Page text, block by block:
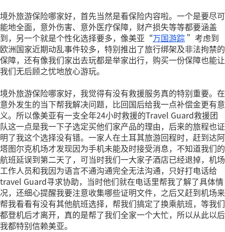
境外旅游保险哪家好，首先当然是看保险内容啦。一个是要尽可
能地全面，意外伤害、意外医疗保障，财产损失等等都要涵盖
到，另一个就是个性化选择要多，像美亚“万国游踪”考虑到
欧洲国家近期动乱事件较多，特别推出了旅行绑架及非法拘禁的
保障，还有像我们家出去玩都是举家出行，购买一份保障也能让
我们无后顾之忧地放心游玩。
境外旅游保险哪家好，我觉得有没有救援服务真的特别重要。在
意外发生的当下帮我解决问题，比回国后给我一点补偿金更有意
义。所以像美亚有一支全年24小时救援的Travel Guard救援团
队这一点是我一下子选定买他们家产品的理由，后来的旅程也证
明了我这个选择没有错。一家人在土耳其旅游回程时，赶到达阿
塔图尔克机场才发现因为手机未能及时接受消息，不知道我们的
航班延误到第二天了，可当时我们一大家子酒店已经退掉，机场
工作人员和我因为语言不通沟通完全无法沟通，只好打电话给
travel Guard寻求协助，当时他们就在电话里帮我了解了具体情
况，还细心提醒我要注意收集哪些证明文件，之后又赶到机场来
帮我看看有没有其他航班选择，帮我们搞定了换乘航班，等我们
都登机后才离开，真的是帮了我们全家一个大忙，所以从此以后
我都特别信赖美亚。